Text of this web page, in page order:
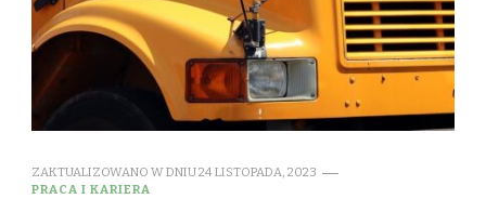
ZAKTUALIZOWANO W DNIU24 LISTOPADA, 2023
PRACA I KARIERA